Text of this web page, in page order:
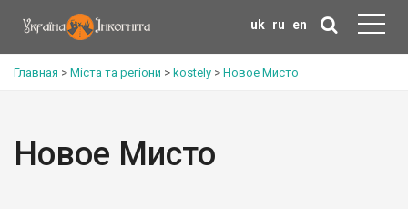
uk ru en
Главная > Міста та регіони > kostely > Новое Мисто
Новое Мисто